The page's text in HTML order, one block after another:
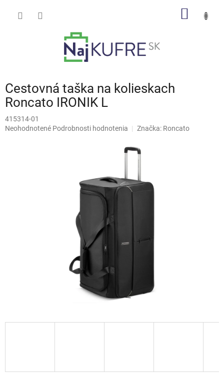
Cestovná taška na kolieskach
Roncato IRONIK L
415314-01
Priemerné
Neohodnotené Podrobnosti hodnotenia Značka: Roncato